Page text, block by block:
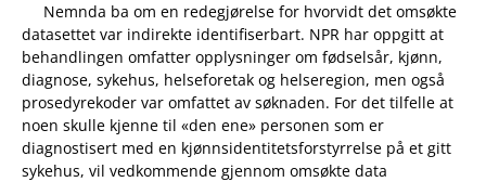
Nemnda ba om en redegjørelse for hvorvidt det omsøkte
datasettet var indirekte identifiserbart. NPR har oppgitt at
behandlingen omfatter opplysninger om fødselsår, kjønn,
diagnose, sykehus, helseforetak og helseregion, men også
prosedyrekoder var omfattet av søknaden. For det tilfelle at
noen skulle kjenne til «den ene» personen som er
diagnostisert med en kjønnsidentitetsforstyrrelse på et gitt
sykehus, vil vedkommende gjennom omsøkte data